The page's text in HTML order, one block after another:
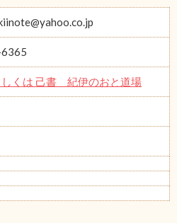
しくは 己書 紀伊のおと道場